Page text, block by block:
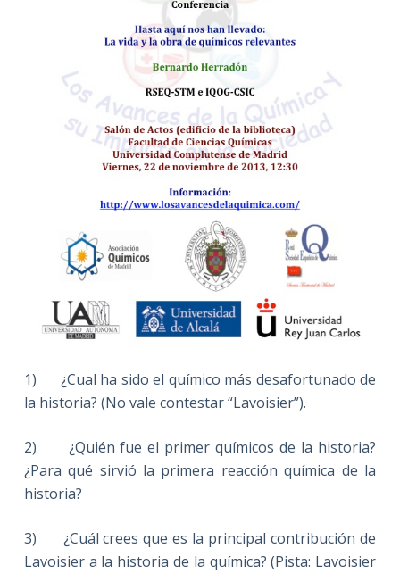
1) ¿Cual ha sido el químico más desafortunado de
la historia? (No vale contestar “Lavoisier”).
2) ¿Quién fue el primer químicos de la historia?
¿Para qué sirvió la primera reacción química de la
historia?
3) ¿Cuál crees que es la principal contribución de
Lavoisier a la historia de la química? (Pista: Lavoisier